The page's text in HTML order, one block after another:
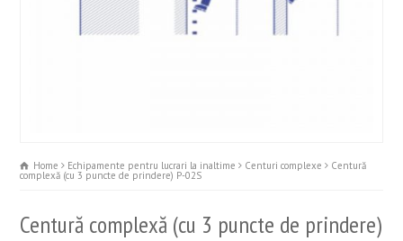
Home Echipamente pentru lucrari la inaltime Centuri complexe Centură
complexă (cu 3 puncte de prindere) P-02S
Centură complexă (cu 3 puncte de prindere)